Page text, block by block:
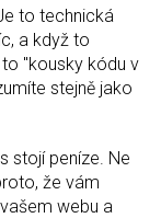
to technická
a když to
"kousky kódu v
stejně jako
stojí peníze. Ne
že vám
webu a